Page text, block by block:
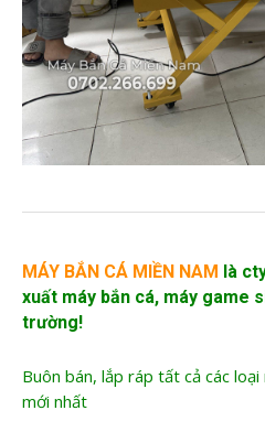
MÁY BẮN CÁ MIỀN NAM là
xuất máy bắn cá, máy game
trường!
Buôn bán, lắp ráp tất cả các
mới nhất